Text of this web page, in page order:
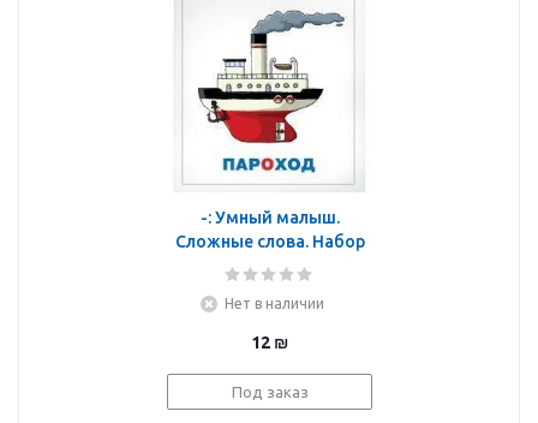
-: Умный малыш.
Сложные слова. Набор
карточек для детей.
Нет в наличии
12 ₪
Под заказ